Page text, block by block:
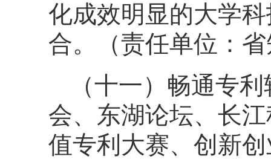
化成效明显的大学
合。（责任单位：
（十一）畅通专
会、东湖论坛、长
值专利大赛、创新